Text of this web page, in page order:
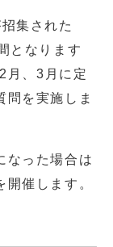
集された
となります
月、3月に定
問を実施しま
なった場合は
催します。